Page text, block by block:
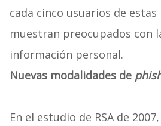
cada cinco usuarios de estas
muestran preocupados con
información personal.
Nuevas modalidades de
En el estudio de RSA de